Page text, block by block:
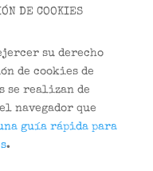
DE COOKIES
su derecho
de cookies de
se realizan de
navegador que
guía rápida para
.